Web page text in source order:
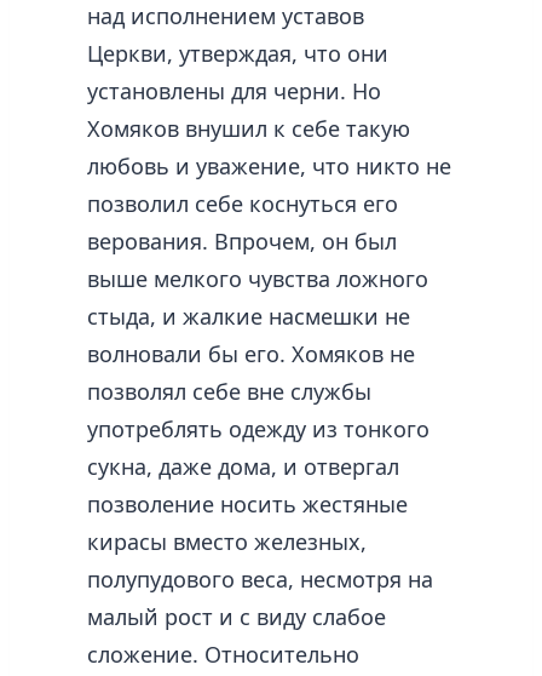
над исполнением уставов
Церкви, утверждая, что они
установлены для черни. Но
Хомяков внушил к себе такую
любовь и уважение, что никто не
позволил себе коснуться его
верования. Впрочем, он был
выше мелкого чувства ложного
стыда, и жалкие насмешки не
волновали бы его. Хомяков не
позволял себе вне службы
употреблять одежду из тонкого
сукна, даже дома, и отвергал
позволение носить жестяные
кирасы вместо железных,
полупудового веса, несмотря на
малый рост и с виду слабое
сложение. Относительно